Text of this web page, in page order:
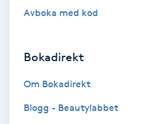
Coachning
Color correction
Cryoterapi
Avboka med kod
Bokadirekt
Om Bokadirekt
Blogg - Beautylabbet